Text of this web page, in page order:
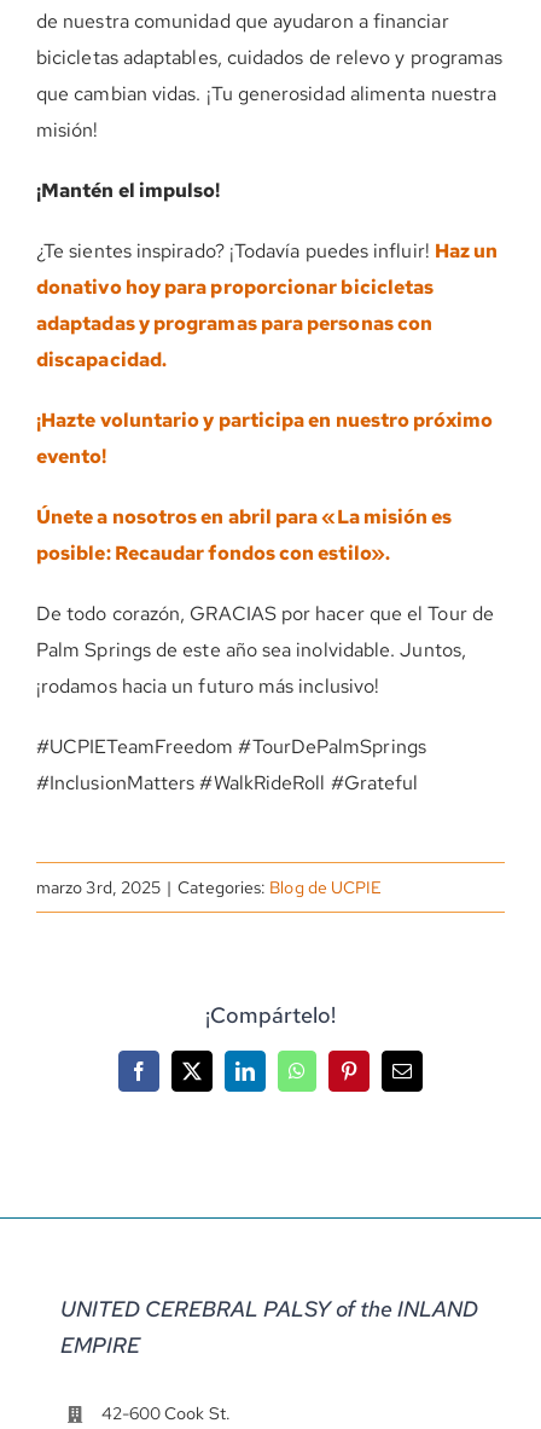
de nuestra comunidad que ayudaron a financiar
bicicletas adaptables, cuidados de relevo y programas
que cambian vidas. ¡Tu generosidad alimenta nuestra
misión!
¡Mantén el impulso!
¿Te sientes inspirado? ¡Todavía puedes influir! Haz un
donativo hoy para proporcionar bicicletas
adaptadas y programas para personas con
discapacidad.
¡Hazte voluntario y participa en nuestro próximo
evento!
Únete a nosotros en abril para «La misión es
posible: Recaudar fondos con estilo».
De todo corazón, GRACIAS por hacer que el Tour de
Palm Springs de este año sea inolvidable. Juntos,
¡rodamos hacia un futuro más inclusivo!
#UCPIETeamFreedom #TourDePalmSprings
#InclusionMatters #WalkRideRoll #Grateful
marzo 3rd, 2025 | Categories: Blog de UCPIE
¡Compártelo!
Facebook
X LinkedInWhatsAppPinterestCorreo
electrónico
UNITED CEREBRAL PALSY of the INLAND
EMPIRE
42-600 Cook St.